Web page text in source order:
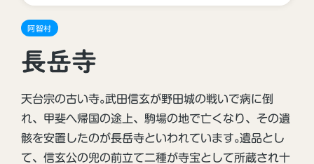
阿智村
長岳寺
天台宗の古い寺｡武田信玄が野田城の戦いで病に倒
れ、甲斐へ帰国の途上、駒場の地で亡くなり、その遺
骸を安置したのが長岳寺といわれています｡遺品とし
て、信玄公の兜の前立て二種が寺宝として所蔵され十